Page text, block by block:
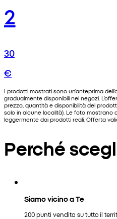
2
30
€
I prodotti mostrati sono un'anteprima
gradualmente disponibili nei negozi.
prezzo, quantità e disponibilità del
solo in alcune località). Le foto mostrano
leggermente dai prodotti reali. Offerta
Perché
Siamo vicino a Te
200 punti vendita su tutto il